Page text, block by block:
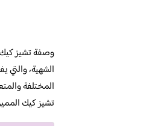
وصفة تشيز
الشهية، والتي
المختلفة
تشيز كيك